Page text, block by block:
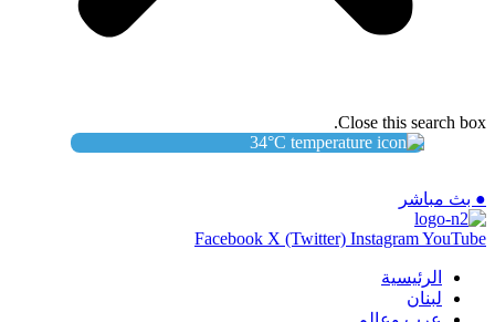
Close this search box.
34°C
● بث مباشر
Facebook X (Twitter) InstagramYouTube
الرئيسية
لبنان